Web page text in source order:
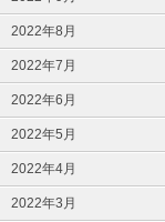
2022年8月
2022年7月
2022年6月
2022年5月
2022年4月
2022年3月